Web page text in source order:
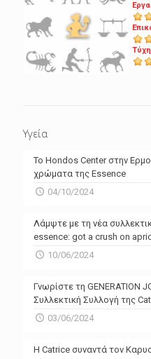
Τύχη
Υγεία
Το Hondos Center στην
χρώματα της Essence
04/10/2024
Λάμψτε με τη νέα
essence: got a crush on
10/06/2024
Γνωρίστε τη GENERATION
Συλλεκτική Συλλογή της
03/06/2024
Η Catrice συναντά τον